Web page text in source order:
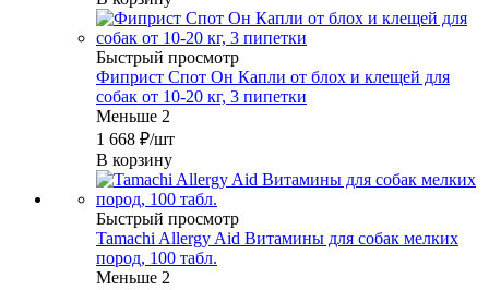
Быстрый просмотр
Фиприст Спот Он Капли от блох и клещей для
собак от 10-20 кг, 3 пипетки
Меньше 2
1 668 ₽/шт
В корзину
Быстрый просмотр
Tamachi Allergy Aid Витамины для собак мелких
пород, 100 табл.
Меньше 2